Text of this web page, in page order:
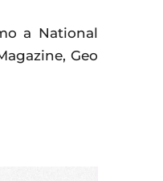
a National
Geo